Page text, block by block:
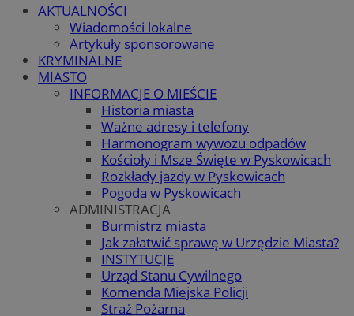
AKTUALNOŚCI
Wiadomości lokalne
Artykuły sponsorowane
KRYMINALNE
MIASTO
INFORMACJE O MIEŚCIE
Historia miasta
Ważne adresy i telefony
Harmonogram wywozu odpadów
Kościoły i Msze Święte w Pyskowicach
Rozkłady jazdy w Pyskowicach
Pogoda w Pyskowicach
ADMINISTRACJA
Burmistrz miasta
Jak załatwić sprawę w Urzędzie Miasta?
INSTYTUCJE
Urząd Stanu Cywilnego
Komenda Miejska Policji
Straż Pożarna